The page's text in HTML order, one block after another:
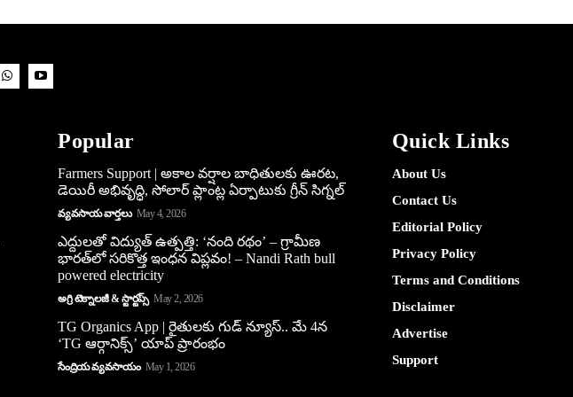
Popular
Farmers Support | అకాల వర్షాల బాధితులకు ఊరట,
డెయిరీ అభివృద్ధి, సోలార్ ప్లాంట్ల ఏర్పాటుకు గ్రీన్‌ సిగ్నల్
వ్యవసాయ వార్తలు May 4, 2026
ఎద్దులతో విద్యుత్ ఉత్పత్తి: ‘నంది రథం’ – గ్రామీణ
భారత్‌లో సరికొత్త ఇంధన విప్లవం! – Nandi Rath bull
powered electricity
అగ్రి టెక్నాలజీ & స్టార్టప్స్ May 2, 2026
TG Organics App | రైతులకు గుడ్ న్యూస్.. మే 4న
‘TG ఆర్గానిక్స్’ యాప్ ప్రారంభం
సేంద్రియ వ్యవసాయం May 1, 2026
Quick Links
About Us
Contact Us
Editorial Policy
Privacy Policy
Terms and Conditions
Disclaimer
Advertise
Support